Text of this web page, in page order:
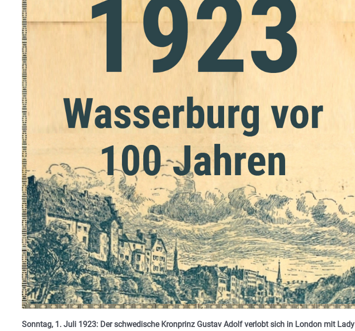
Sonntag, 1. Juli 1923: Der schwedische Kronprinz Gustav Adolf verlobt sich in London mit Lady